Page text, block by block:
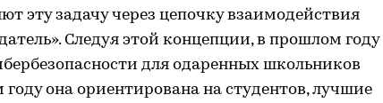
эту задачу через цепочку взаимодействия
Следуя этой концепции, в прошлом году
для одаренных школьников
году она ориентирована на студентов, лучшие